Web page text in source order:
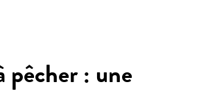
pêcher : une